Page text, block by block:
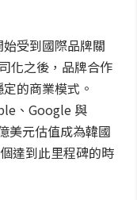
受到國際品牌關
化之後，品牌合作
的商業模式。
、Google 與
美元估值成為韓國
達到此里程碑的時